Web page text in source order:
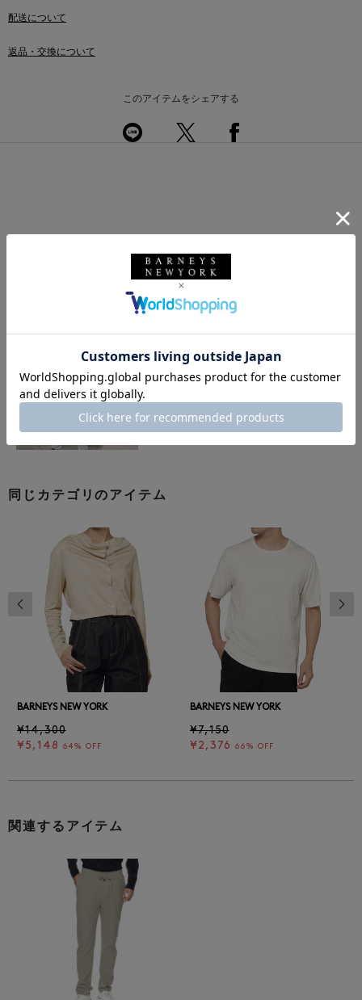
配送について
返品・交換について
このアイテムをシェアする
このアイテムを使用したスタイリング
同じカテゴリのアイテム
BARNEYS NEW YORK
¥14,300
¥5,148
64% OFF
BARNEYS NEW YORK
¥7,150
¥2,376
66% OFF
前の画像
関連するアイテム